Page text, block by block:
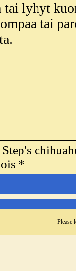
tai lyhyt
tai
*
Please